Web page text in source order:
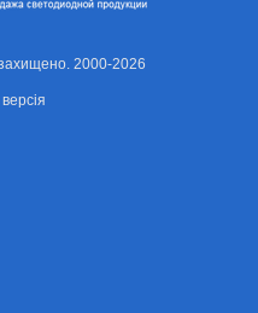
2000-2026